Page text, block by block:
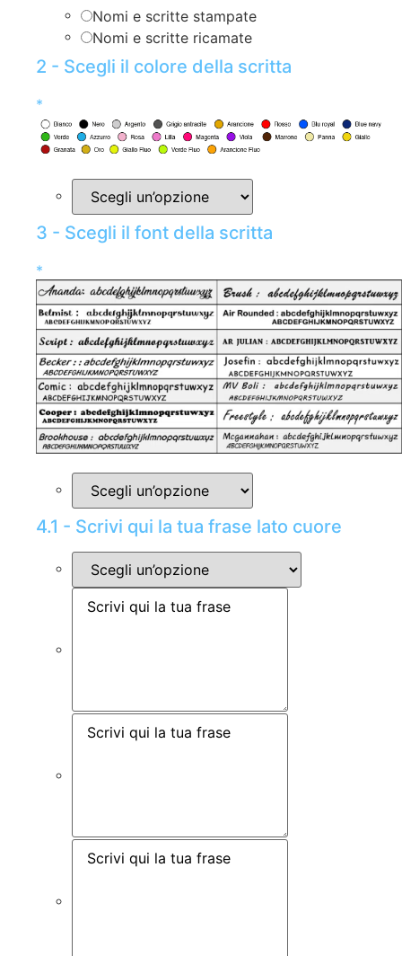
Nomi e scritte stampate
Nomi e scritte ricamate
2 - Scegli il colore della scritta
*
3 - Scegli il font della scritta
*
4.1 - Scrivi qui la tua frase lato cuore